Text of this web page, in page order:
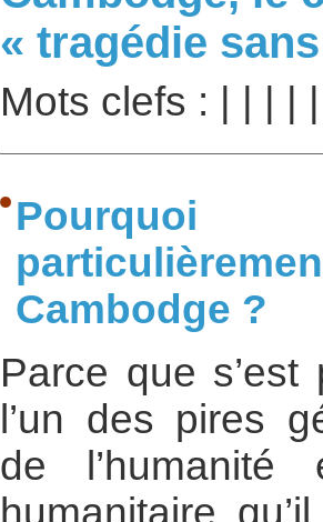
« tragédie
Mots clefs :
Cambodge ?
Parce que
l’un des pires
de
humanitaire